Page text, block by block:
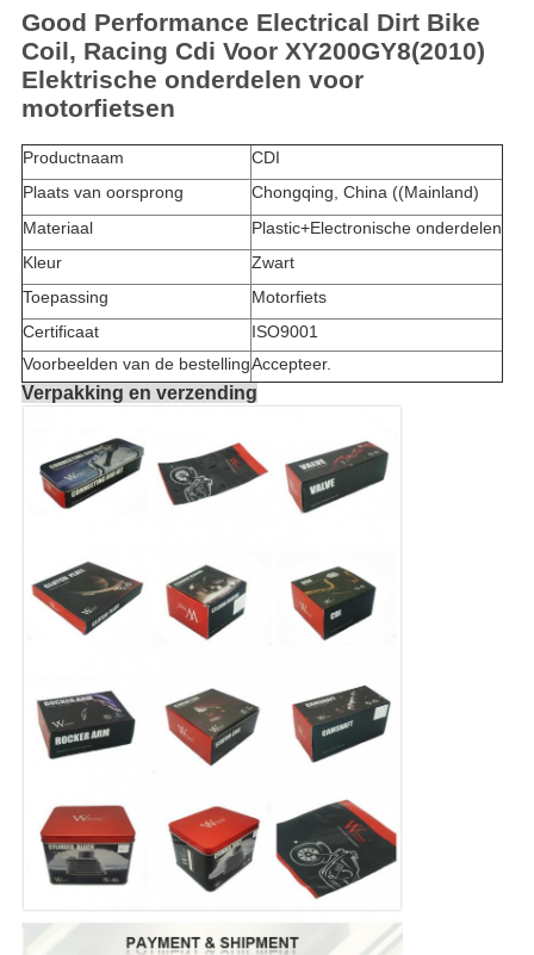
Good Performance Electrical Dirt Bike
Coil, Racing Cdi Voor XY200GY8(2010)
Elektrische onderdelen voor
motorfietsen
Productnaam
CDI
Plaats van oorsprong
Chongqing, China ((Mainland)
Materiaal
Plastic+Electronische onderdelen
Kleur
Zwart
Toepassing
Motorfiets
Certificaat
ISO9001
Voorbeelden van de bestellingAccepteer.
Verpakking en verzending